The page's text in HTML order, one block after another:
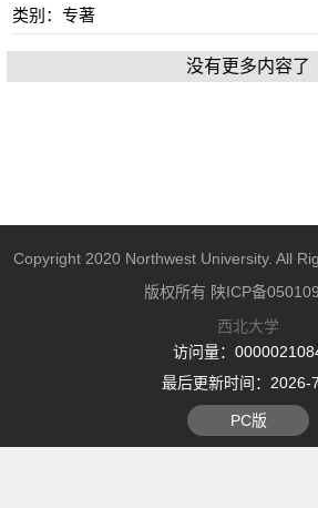
类别：专著
没有更多内容了
Copyright 2020 Northwest University. All
版权所有 陕ICP备
西北大学
访问量：
最后更新时间： 2026-7
PC版